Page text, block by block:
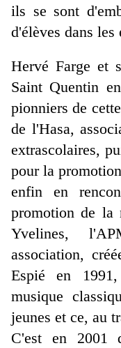
ils se sont
d'élèves dans les
Hervé Farge et
Saint Quentin
pionniers de
de l'Hasa,
extrascolaires,
pour la
enfin en
promotion de la
Yvelines,
association,
Espié en
musique
jeunes et ce, au
C'est en